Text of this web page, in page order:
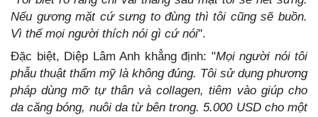
Nếu gương mặt cứ sưng to đùng thì tôi cũng sẽ buồn.
Vì thế mọi người thích nói gì cứ nói".
Đặc biệt, Diệp Lâm Anh khẳng định: "Mọi người nói tôi
phẫu thuật thẩm mỹ là không đúng. Tôi sử dụng phương
pháp dùng mỡ tự thân và collagen, tiêm vào giúp cho
da căng bóng, nuôi da từ bên trong. 5.000 USD cho một